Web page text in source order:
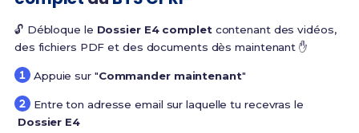
🔓 Débloque le Dossier E4 complet contenant des vidéos,
des fichiers PDF et des documents dès maintenant ✋
Appuie sur "Commander maintenant"
Entre ton adresse email sur laquelle tu recevras le
Dossier E4